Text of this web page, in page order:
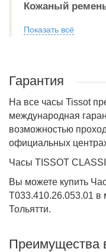
Кожаный
Показать всё
Гарантия
На все часы Tissot
международная
возможностью
официальных
Часы TISSOT
Вы можете купить
T033.410.26.053.01
Тольятти.
Преимущества